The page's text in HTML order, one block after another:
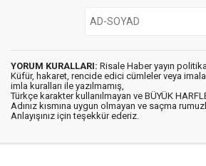
YORUM KURALLARI: Risale Haber yayın
Küfür, hakaret, rencide edici cümleler veya
imla kuralları ile yazılmamış,
Türkçe karakter kullanılmayan ve BÜYÜK
Adınız kısmına uygun olmayan ve saçma
Anlayışınız için teşekkür ederiz.